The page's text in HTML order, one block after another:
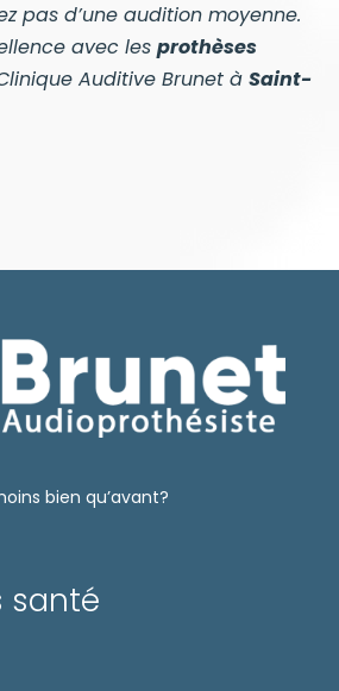
pas d’une audition moyenne.
avec les prothèses
Auditive Brunet à Saint-
bien qu’avant?
santé